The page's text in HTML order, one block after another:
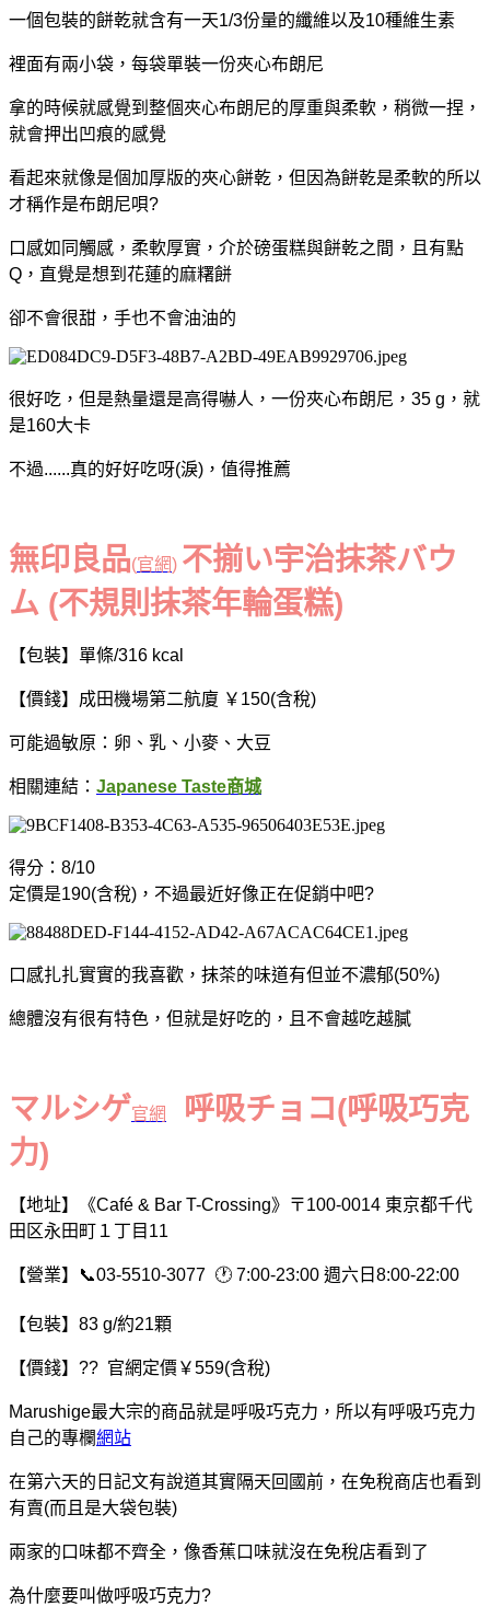
一個包裝的餅乾就含有一天1/3份量的纖維以及10種維生素
裡面有兩小袋，每袋單裝一份夾心布朗尼
拿的時候就感覺到整個夾心布朗尼的厚重與柔軟，稍微一捏，
就會押出凹痕的感覺
看起來就像是個加厚版的夾心餅乾，但因為餅乾是柔軟的所以
才稱作是布朗尼唄?
口感如同觸感，柔軟厚實，介於磅蛋糕與餅乾之間，且有點
Q，直覺是想到花蓮的麻糬餅
卻不會很甜，手也不會油油的
很好吃，但是熱量還是高得嚇人，一份夾心布朗尼，35 g，就
是160大卡
不過......真的好好吃呀(淚)，值得推薦
無印良品(官網) 不揃い宇治抹茶バウ
ム (不規則抹茶年輪蛋糕)
【包裝】單條/316 kcal
【價錢】成田機場第二航廈 ￥150(含稅)
可能過敏原：卵、乳、小麥、大豆
相關連結： Japanese Taste商城
得分：8/10
定價是190(含稅)，不過最近好像正在促銷中吧?
口感扎扎實實的我喜歡，抹茶的味道有但並不濃郁(50%)
總體沒有很有特色，但就是好吃的， 且不會越吃越膩
マルシゲ官網
呼吸チョコ(呼吸巧克
力)
【地址】《Café & Bar T-Crossing》〒100-0014 東京都千代
田区永田町１丁目11
【營業】📞03-5510-3077 🕐 7:00-23:00 週六日8:00-22:00
【包裝】83 g/約21顆
【價錢】?? 官網定價 ￥559(含稅)
Marushige最大宗的商品就是呼吸巧克力，所以有呼吸巧克力
自己的專欄網站
在第六天的日記文有說道其實隔天回國前，在免稅商店也看到
有賣(而且是大袋包裝)
兩家的口味都不齊全，像香蕉口味就沒在免稅店看到了
為什麼要叫做呼吸巧克力?